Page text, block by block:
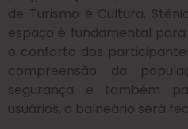
de Turismo e Cultura,
espaço é fundamental
o conforto dos
compreensão da
segurança e também
usuários, o balneário será